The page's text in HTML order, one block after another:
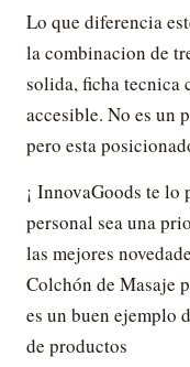
Lo que diferencia
la combinacion de
solida, ficha tecnica
accesible. No es un
pero esta
¡ InnovaGoods te
personal sea una
las mejores
Colchón de Masaje
es un buen ejemplo
de productos